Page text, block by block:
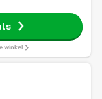
winkel